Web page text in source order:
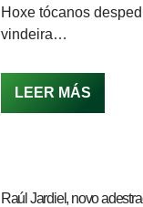
Hoxe tócanos
vindeira…
LEER MÁS
Raúl Jardiel, novo